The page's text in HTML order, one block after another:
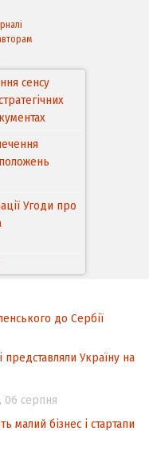
сенсу
Угоди про
до
прав
у
щодо
до Сербії
представляли Україну на
06 серпня
бізнес і стартапи